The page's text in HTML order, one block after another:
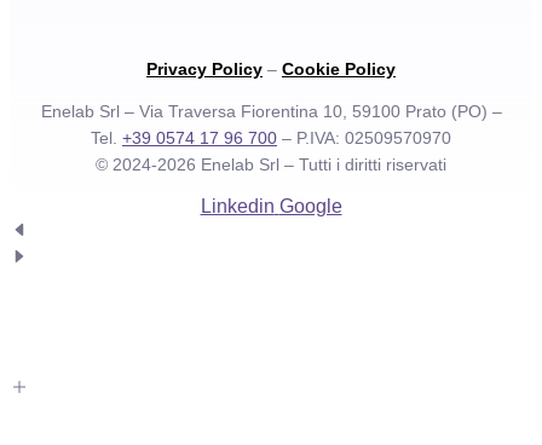
Privacy Policy – Cookie Policy
Enelab Srl – Via Traversa Fiorentina 10, 59100 Prato (PO) –
Tel. +39 0574 17 96 700 – P.IVA: 02509570970
© 2024-2026 Enelab Srl – Tutti i diritti riservati
Linkedin Google